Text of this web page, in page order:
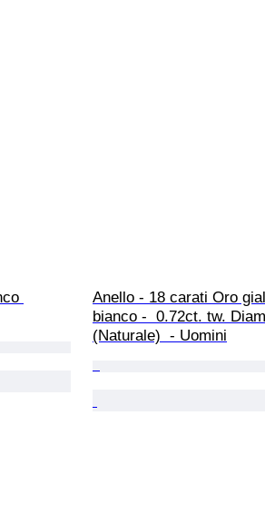
Anello - 18 carati Oro
bianco -  0.72ct. tw.
(Naturale)  - Uomini